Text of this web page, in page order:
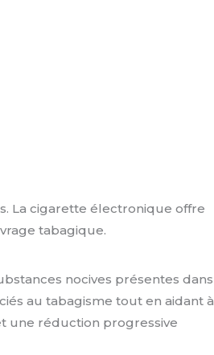
La cigarette électronique offre
tabagique.
nocives présentes dans
au tabagisme tout en aidant à
une réduction progressive